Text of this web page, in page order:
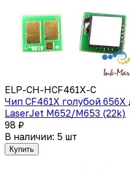
ELP-CH-HCF461X-C
Чип CF461X голубой
LaserJet M652/M653 (22k)
98 ₽
В наличии: 5 шт
Купить